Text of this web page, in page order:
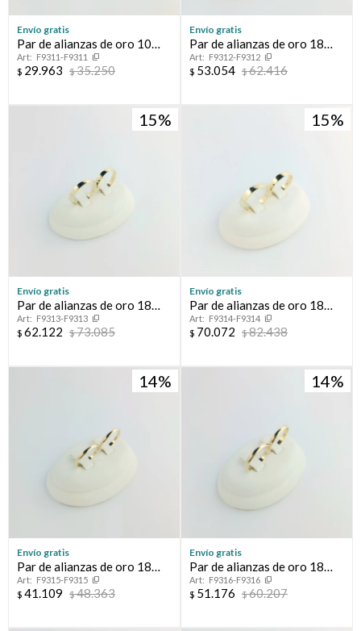
Envío gratis
Par de alianzas de oro 10
ktes, BOMBE.
F9311-F9311
$ 29.963 $35.250
Envío gratis
Par de alianzas de oro 18
ktes, CINTA.
F9312-F9312
$ 53.054 $62.416
15
Envío gratis
Par de alianzas de oro 18
ktes, CINTA.
F9313-F9313
$ 62.122 $73.085
15
Envío gratis
Par de alianzas de oro 18
ktes, CINTA.
F9314-F9314
$ 70.072 $82.438
14
Envío gratis
Par de alianzas de oro 18
ktes, BOMBE.
F9315-F9315
$ 41.109 $48.363
14
Envío gratis
Par de alianzas de oro 18
ktes, BOMBE.
F9316-F9316
$ 51.176 $60.207